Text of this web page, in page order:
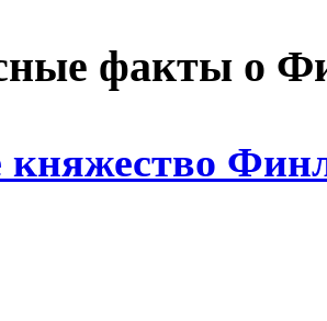
факты о
княжество